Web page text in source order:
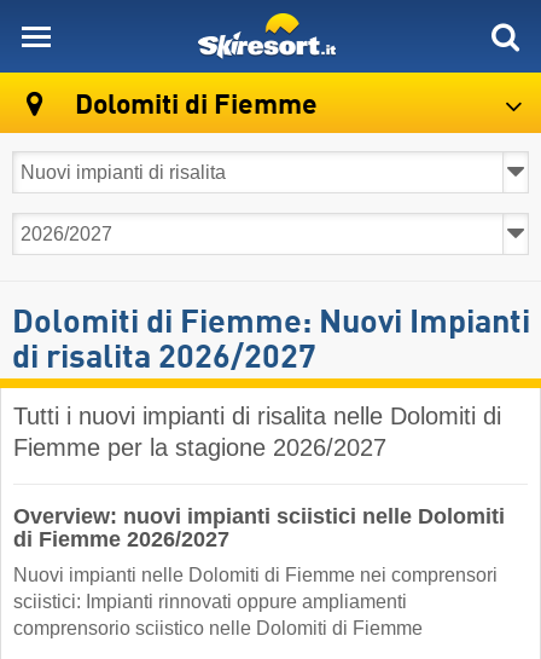
Dolomiti di Fiemme
Dolomiti di Fiemme: Nuovi Impianti
di risalita 2026/2027
Tutti i nuovi impianti di risalita nelle Dolomiti di
Fiemme per la stagione 2026/2027
Overview: nuovi impianti sciistici nelle Dolomiti
di Fiemme 2026/2027
Nuovi impianti nelle Dolomiti di Fiemme nei comprensori
sciistici: Impianti rinnovati oppure ampliamenti
comprensorio sciistico nelle Dolomiti di Fiemme